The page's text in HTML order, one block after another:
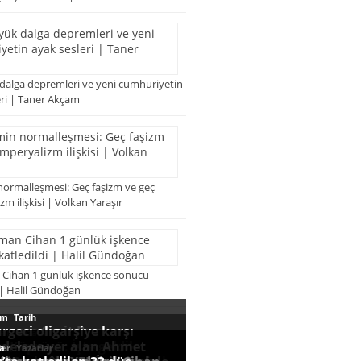
depremleri ve yeni cumhuriyetin
| Taner Akçam
Geç faşizm ve geç
ilişkisi | Volkan Yaraşır
1 günlük işkence sonucu
Halil Gündoğan
okunanlar
sonra Seyit Rıza ve
idam
,Yazarlar
Köprüsü: İşte geldik
,Tarih
oligarşiye karşı
yer alan Ahmet
,Yazarlar